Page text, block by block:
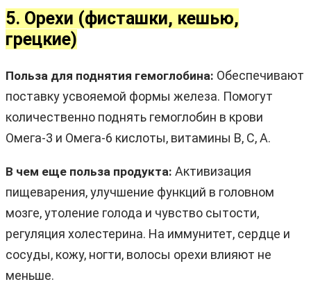
5. Орехи (фисташки, кешью,
грецкие)
Польза для поднятия гемоглобина: Обеспечивают
поставку усвояемой формы железа. Помогут
количественно поднять гемоглобин в крови
Омега-3 и Омега-6 кислоты, витамины B, C, A.
В чем еще польза продукта: Активизация
пищеварения, улучшение функций в головном
мозге, утоление голода и чувство сытости,
регуляция холестерина. На иммунитет, сердце и
сосуды, кожу, ногти, волосы орехи влияют не
меньше.